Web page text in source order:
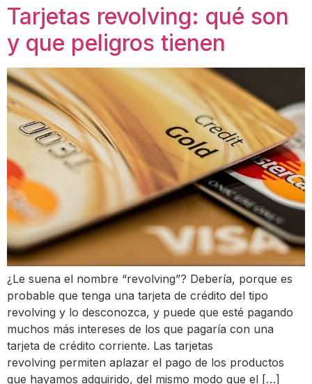
Tarjetas revolving: qué son
y que peligros tienen
¿Le suena el nombre “revolving”? Debería, porque es
probable que tenga una tarjeta de crédito del tipo
revolving y lo desconozca, y puede que esté pagando
muchos más intereses de los que pagaría con una
tarjeta de crédito corriente. Las tarjetas
revolving permiten aplazar el pago de los productos
que hayamos adquirido, del mismo modo que el […]